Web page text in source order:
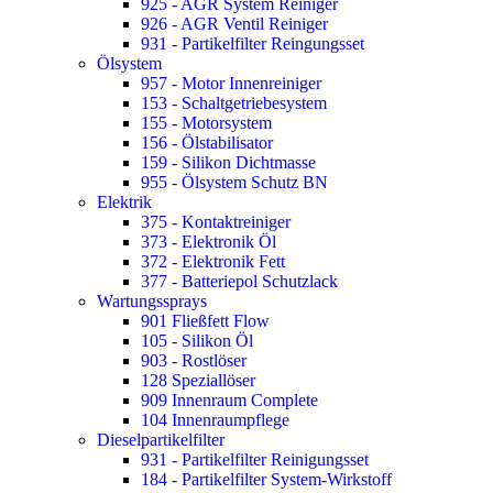
926 - AGR Ventil Reiniger
931 - Partikelfilter Reingungsset
Ölsystem
957 - Motor Innenreiniger
153 - Schaltgetriebesystem
155 - Motorsystem
156 - Ölstabilisator
159 - Silikon Dichtmasse
955 - Ölsystem Schutz BN
Elektrik
375 - Kontaktreiniger
373 - Elektronik Öl
372 - Elektronik Fett
377 - Batteriepol Schutzlack
Wartungssprays
901 Fließfett Flow
105 - Silikon Öl
903 - Rostlöser
128 Speziallöser
909 Innenraum Complete
104 Innenraumpflege
Dieselpartikelfilter
931 - Partikelfilter Reinigungsset
184 - Partikelfilter System-Wirkstoff